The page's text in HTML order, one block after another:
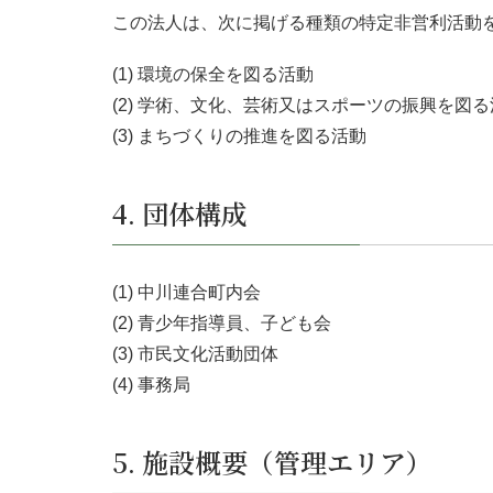
この法人は、次に掲げる種類の特定非営利活動
(1) 環境の保全を図る活動
(2) 学術、文化、芸術又はスポーツの振興を図る
(3) まちづくりの推進を図る活動
4. 団体構成
(1) 中川連合町内会
(2) 青少年指導員、子ども会
(3) 市民文化活動団体
(4) 事務局
5. 施設概要（管理エリア）